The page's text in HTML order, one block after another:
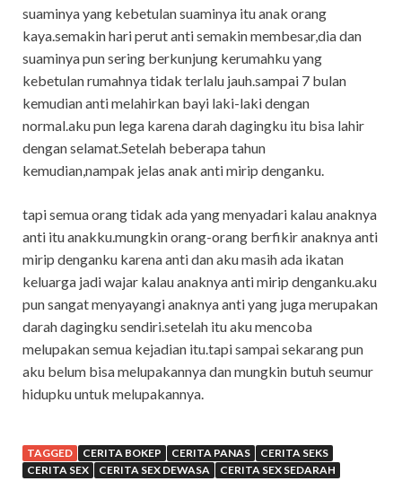
suaminya yang kebetulan suaminya itu anak orang
kaya.semakin hari perut anti semakin membesar,dia dan
suaminya pun sering berkunjung kerumahku yang
kebetulan rumahnya tidak terlalu jauh.sampai 7 bulan
kemudian anti melahirkan bayi laki-laki dengan
normal.aku pun lega karena darah dagingku itu bisa lahir
dengan selamat.Setelah beberapa tahun
kemudian,nampak jelas anak anti mirip denganku.
tapi semua orang tidak ada yang menyadari kalau anaknya
anti itu anakku.mungkin orang-orang berfikir anaknya anti
mirip denganku karena anti dan aku masih ada ikatan
keluarga jadi wajar kalau anaknya anti mirip denganku.aku
pun sangat menyayangi anaknya anti yang juga merupakan
darah dagingku sendiri.setelah itu aku mencoba
melupakan semua kejadian itu.tapi sampai sekarang pun
aku belum bisa melupakannya dan mungkin butuh seumur
hidupku untuk melupakannya.
TAGGED CERITA BOKEP CERITA PANAS
CERITA SEKS
CERITA SEX
CERITA SEX DEWASA CERITA SEX SEDARAH